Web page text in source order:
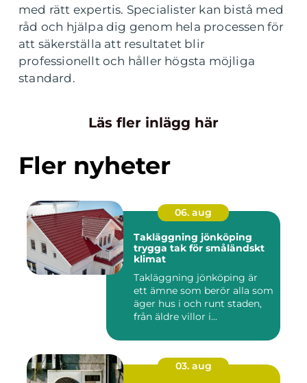
med rätt expertis. Specialister kan bistå med
råd och hjälpa dig genom hela processen för
att säkerställa att resultatet blir
professionellt och håller högsta möjliga
standard.
Läs fler inlägg här
Fler nyheter
06. aug
Takläggning jönköping
trygga tak för småländskt
klimat
Takläggning jönköping är
ett ämne som berör alla som
äger hus i och runt staden,
från äldre villor i...
03. aug